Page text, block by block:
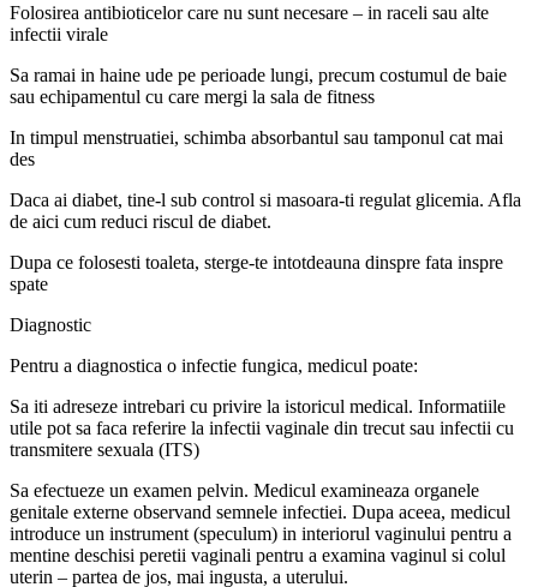
Folosirea antibioticelor care nu sunt necesare – in raceli sau alte
infectii virale
Sa ramai in haine ude pe perioade lungi, precum costumul de baie
sau echipamentul cu care mergi la sala de fitness
In timpul menstruatiei, schimba absorbantul sau tamponul cat mai
des
Daca ai diabet, tine-l sub control si masoara-ti regulat glicemia. Afla
de aici cum reduci riscul de diabet.
Dupa ce folosesti toaleta, sterge-te intotdeauna dinspre fata inspre
spate
Diagnostic
Pentru a diagnostica o infectie fungica, medicul poate:
Sa iti adreseze intrebari cu privire la istoricul medical. Informatiile
utile pot sa faca referire la infectii vaginale din trecut sau infectii cu
transmitere sexuala (ITS)
Sa efectueze un examen pelvin. Medicul examineaza organele
genitale externe observand semnele infectiei. Dupa aceea, medicul
introduce un instrument (speculum) in interiorul vaginului pentru a
mentine deschisi peretii vaginali pentru a examina vaginul si colul
uterin – partea de jos, mai ingusta, a uterului.